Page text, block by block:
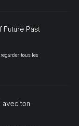
Future Past
tous les
avec ton